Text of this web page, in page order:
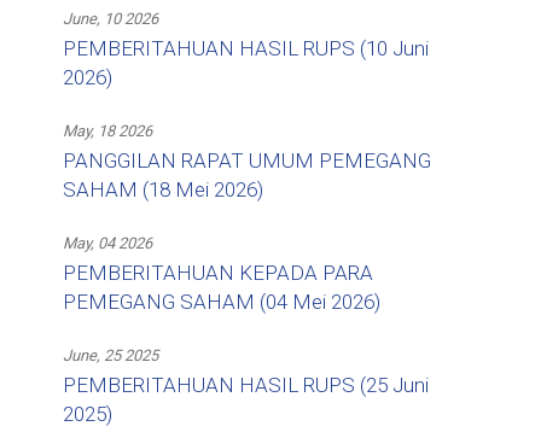
June, 10 2026
PEMBERITAHUAN HASIL RUPS (10 Juni
2026)
May, 18 2026
PANGGILAN RAPAT UMUM PEMEGANG
SAHAM (18 Mei 2026)
May, 04 2026
PEMBERITAHUAN KEPADA PARA
PEMEGANG SAHAM (04 Mei 2026)
June, 25 2025
PEMBERITAHUAN HASIL RUPS (25 Juni
2025)